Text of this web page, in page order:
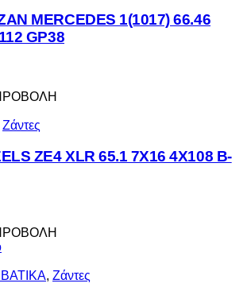
MERCEDES 1(1017) 66.46
GP38
Ζάντες
ΖΕ4 XLR 65.1 7Χ16 4Χ108 Β-
, Ζάντες